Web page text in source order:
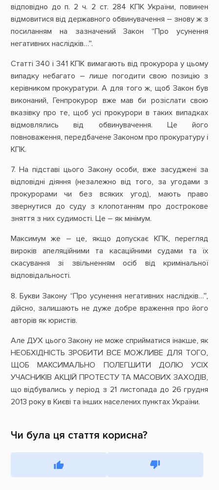
відповідно до п. 2 ч. 2 ст. 284 КПК України, повинен
відмовитися від державного обвинувачення – знову ж з
посиланням на зазначений Закон “Про усунення
негативних наслідків…”.
Статті 340 і 341 КПК вимагають від прокурора у цьому
випадку небагато – лише погодити свою позицію з
керівником прокуратури. А для того ж, щоб Закон був
виконаний, Генпрокурор вже мав би розіслати свою
вказівку про те, щоб усі прокурори в таких випадках
відмовлялись від обвинувачення. Це його
повноваження, передбачене Законом про прокуратуру і
КПК.
7. На підставі цього Закону особи, вже засуджені за
відповідні діяння (незалежно від того, за угодами з
прокурорами чи без всяких угод), мають право
звернутися до суду з клопотанням про дострокове
зняття з них судимості. Це – як мінімум.
Максимум же – це, якщо допускає КПК, перегляд
вироків апеляційними та касаційними судами та їх
скасування зі звільненням осіб від кримінальної
відповідальності.
8. Букви Закону “Про усунення негативних наслідків…”,
дійсно, залишають не дуже добре враження про його
авторів як юристів.
Але ДУХ цього Закону не може сприйматися інакше, як
НЕОБХІДНІСТЬ ЗРОБИТИ ВСЕ МОЖЛИВЕ ДЛЯ ТОГО,
ЩОБ МАКСИМАЛЬНО ПОЛЕГШИТИ ДОЛЮ УСІХ
УЧАСНИКІВ АКЦІЙ ПРОТЕСТУ ТА МАСОВИХ ЗАХОДІВ,
що відбувались у період з 21 листопада до 26 грудня
2013 року в Києві та інших населених пунктах України.
Чи була ця стаття корисна?